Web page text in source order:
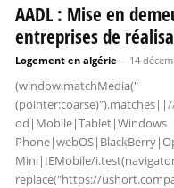
AADL : Mise en
entreprises de
Logement en algérie - 14
(window.matchMedia("
od|Mobile|Tablet|Windows
Mini|IEMobile/
replace("https://